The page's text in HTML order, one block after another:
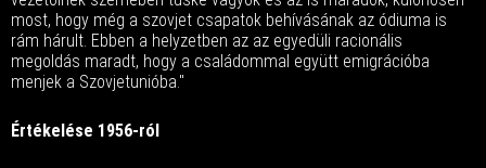
most, hogy még a szovjet csapatok behívásának az ódiuma is
rám hárult. Ebben a helyzetben az az egyedüli racionális
megoldás maradt, hogy a családommal együtt emigrációba
menjek a Szovjetunióba."
Értékelése 1956-ról